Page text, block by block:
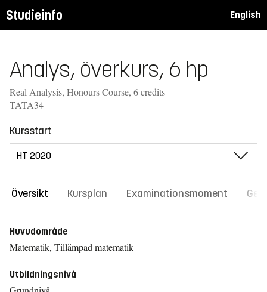
Studieinfo English
Analys, överkurs, 6 hp
Real Analysis, Honours Course, 6 credits
TATA34
Kursstart
Översikt Kursplan Examinationsmoment
Huvudområde
Matematik, Tillämpad matematik
Utbildningsnivå